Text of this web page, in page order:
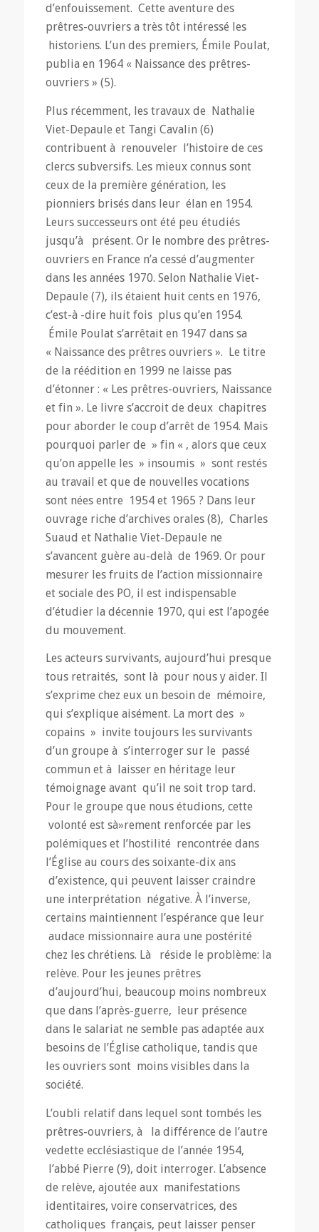
d’enfouissement. Cette aventure des
prêtres-ouvriers a très tôt intéressé les
historiens. L’un des premiers, Émile Poulat,
publia en 1964 « Naissance des prêtres-
ouvriers » (5).
Plus récemment, les travaux de Nathalie
Viet-Depaule et Tangi Cavalin (6)
contribuent à renouveler l’histoire de ces
clercs subversifs. Les mieux connus sont
ceux de la première génération, les
pionniers brisés dans leur élan en 1954.
Leurs successeurs ont été peu étudiés
jusqu’à présent. Or le nombre des prêtres-
ouvriers en France n’a cessé d’augmenter
dans les années 1970. Selon Nathalie Viet-
Depaule (7), ils étaient huit cents en 1976,
c’est-à -dire huit fois plus qu’en 1954.
Émile Poulat s’arrêtait en 1947 dans sa
« Naissance des prêtres ouvriers ». Le titre
de la réédition en 1999 ne laisse pas
d’étonner : « Les prêtres-ouvriers, Naissance
et fin ». Le livre s’accroit de deux chapitres
pour aborder le coup d’arrêt de 1954. Mais
pourquoi parler de » fin « , alors que ceux
qu’on appelle les » insoumis » sont restés
au travail et que de nouvelles vocations
sont nées entre 1954 et 1965 ? Dans leur
ouvrage riche d’archives orales (8), Charles
Suaud et Nathalie Viet-Depaule ne
s’avancent guère au-delà de 1969. Or pour
mesurer les fruits de l’action missionnaire
et sociale des PO, il est indispensable
d’étudier la décennie 1970, qui est l’apogée
du mouvement.
Les acteurs survivants, aujourd’hui presque
tous retraités, sont là pour nous y aider. Il
s’exprime chez eux un besoin de mémoire,
qui s’explique aisément. La mort des »
copains » invite toujours les survivants
d’un groupe à s’interroger sur le passé
commun et à laisser en héritage leur
témoignage avant qu’il ne soit trop tard.
Pour le groupe que nous étudions, cette
volonté est sà»rement renforcée par les
polémiques et l’hostilité rencontrée dans
l’Église au cours des soixante-dix ans
d’existence, qui peuvent laisser craindre
une interprétation négative. À l’inverse,
certains maintiennent l’espérance que leur
audace missionnaire aura une postérité
chez les chrétiens. Là réside le problème: la
relève. Pour les jeunes prêtres
d’aujourd’hui, beaucoup moins nombreux
que dans l’après-guerre, leur présence
dans le salariat ne semble pas adaptée aux
besoins de l’Église catholique, tandis que
les ouvriers sont moins visibles dans la
société.
L’oubli relatif dans lequel sont tombés les
prêtres-ouvriers, à la différence de l’autre
vedette ecclésiastique de l’année 1954,
l’abbé Pierre (9), doit interroger. L’absence
de relève, ajoutée aux manifestations
identitaires, voire conservatrices, des
catholiques français, peut laisser penser